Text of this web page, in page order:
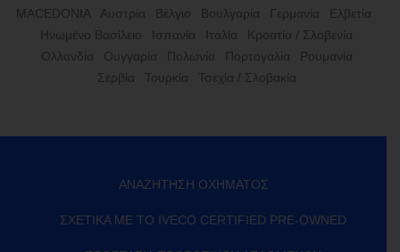
MACEDONIA
Αυστρία Βέλγιο Βουλγαρία Γερμανία
Ελβετία
Ηνωμένο Βασίλειο
Ισπανία Ιταλία
Κροατία / Σλοβενία
Ολλανδία
Ουγγαρία Πολωνία Πορτογαλία
Ρουμανία
Σερβία
Τουρκία Τσεχία / Σλοβακία
ΑΝΑΖΉΤΗΣΗ ΟΧΉΜΑΤΟΣ
ΣΧΕΤΙΚΆ ΜΕ ΤΟ IVECO CERTIFIED PRE-OWNED